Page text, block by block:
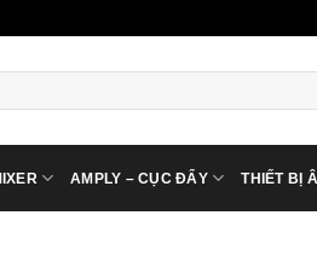
AMPLY – CỤC ĐẨY THIẾT BỊ